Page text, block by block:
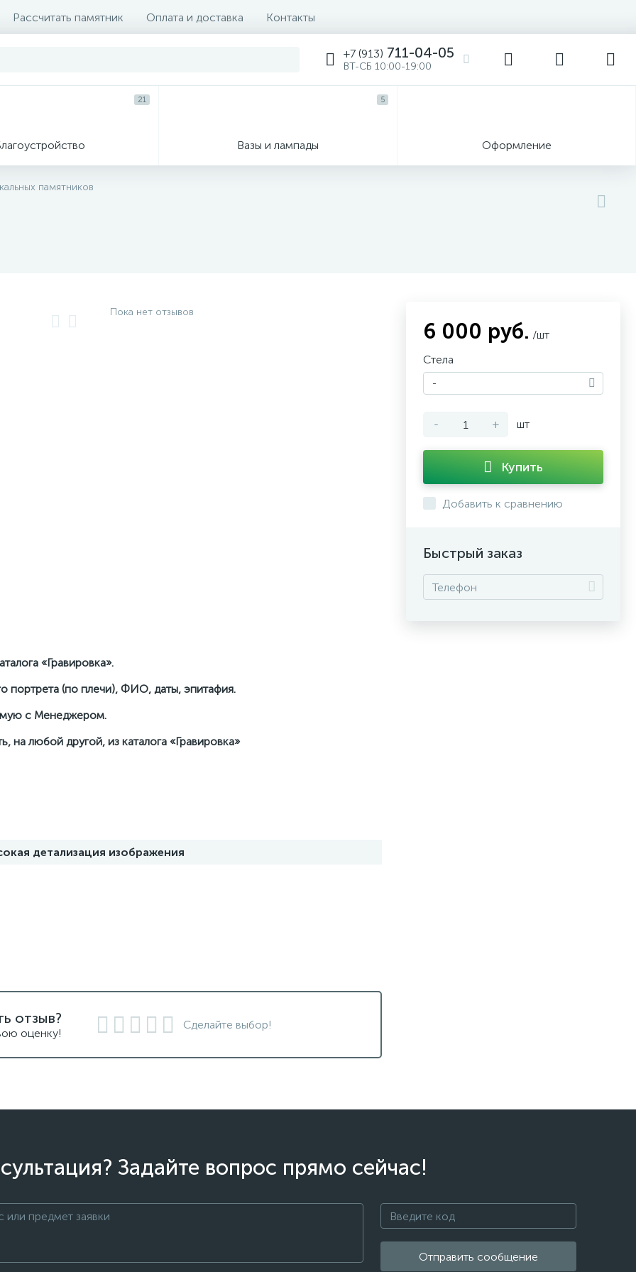
Рассчитать памятник Оплата и доставка Контакты
+7 (913) 711-04-05
ВТ-СБ 10:00-19:00
21
Вазы и лампады
5
Оформление
памятников
Пока нет отзывов
«Гравировка».
портрета (по плечи), ФИО, даты, эпитафия.
с Менеджером.
любой другой, из каталога «Гравировка»
детализация изображения
6 000 руб. /шт
Стела
-
- + шт
Купить
Добавить к сравнению
Быстрый заказ
отзыв?
оценку!
Сделайте выбор!
Задайте вопрос прямо сейчас!
Отправить сообщение